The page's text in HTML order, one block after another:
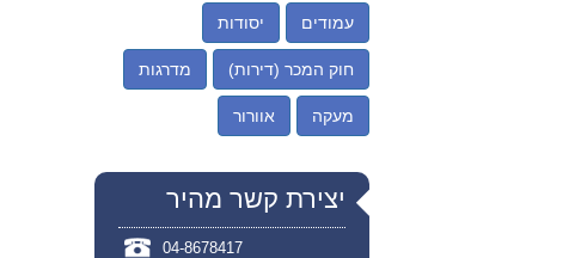
עמודים יסודות
חוק המכר (דירות) מדרגות
מעקה אוורור
יצירת קשר מהיר
04-8678417